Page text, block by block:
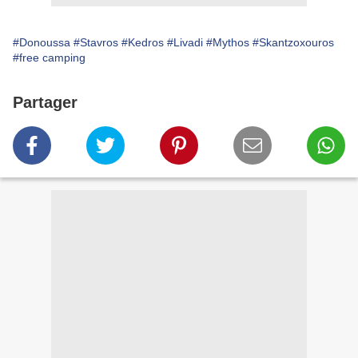
#Donoussa #Stavros #Kedros #Livadi #Mythos #Skantzoxouros
#free camping
Partager